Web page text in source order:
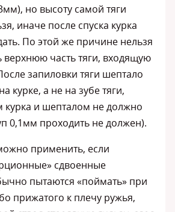
но высоту самой тяги
иначе после спуска курка
По этой же причине нельзя
верхнюю часть тяги, входящую
запиловки тяги шептало
курке, а не на зубе тяги,
курка и шепталом не должно
0,1мм проходить не должен).
применить, если
сдвоенные
пытаются «поймать» при
прижатого к плечу ружья,